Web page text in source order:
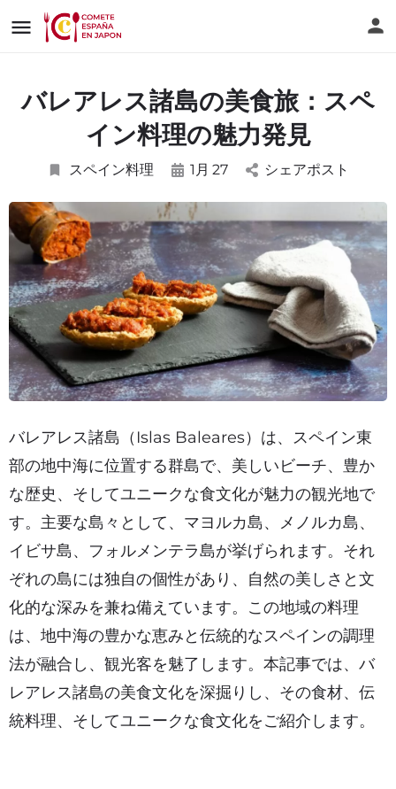
バレアレス諸島の美食旅：スペ
イン料理の魅力発見
スペイン料理 1月 27 シェアポスト
バレアレス諸島（Islas Baleares）は、スペイン東
部の地中海に位置する群島で、美しいビーチ、豊か
な歴史、そしてユニークな食文化が魅力の観光地で
す。主要な島々として、マヨルカ島、メノルカ島、
イビサ島、フォルメンテラ島が挙げられます。それ
ぞれの島には独自の個性があり、自然の美しさと文
化的な深みを兼ね備えています。この地域の料理
は、地中海の豊かな恵みと伝統的なスペインの調理
法が融合し、観光客を魅了します。本記事では、バ
レアレス諸島の美食文化を深掘りし、その食材、伝
統料理、そしてユニークな食文化をご紹介します。